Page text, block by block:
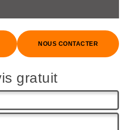
NOUS CONTACTER
gratuit